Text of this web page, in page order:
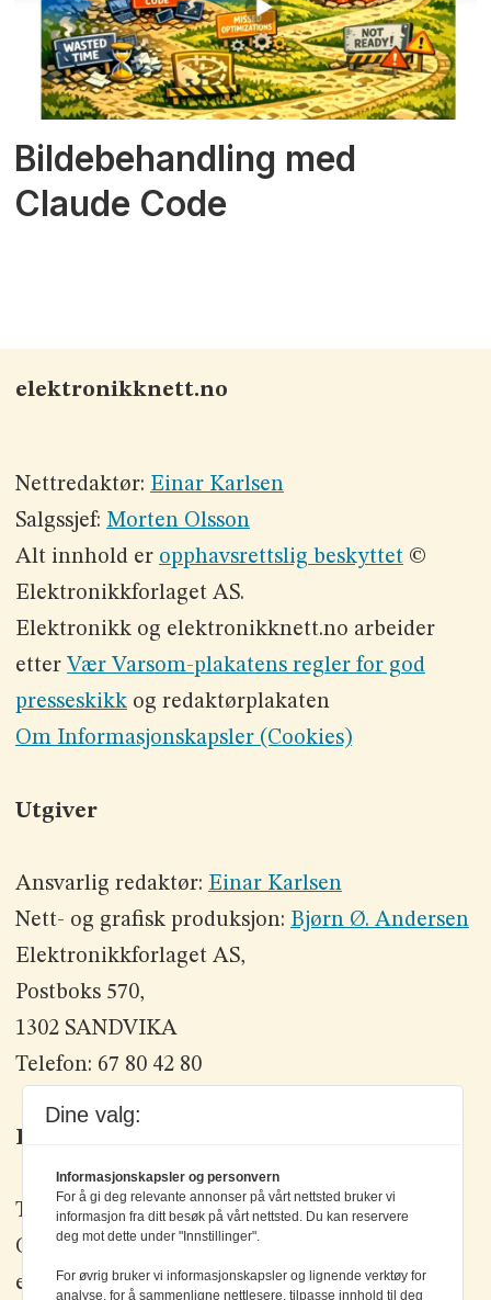
Bildebehandling med
Claude Code
elektronikknett.no
Nettredaktør: Einar Karlsen
Salgssjef: Morten Olsson
Alt innhold er opphavsrettslig beskyttet©
Elektronikkforlaget AS.
Elektronikk og elektronikknett.no arbeider
etter Vær Varsom-plakatens regler for god
presseskikkog redaktørplakaten
Om Informasjonskapsler (Cookies)
Utgiver
Ansvarlig redaktør: Einar Karlsen
Nett- og grafisk produksjon: Bjørn Ø. Andersen
Elektronikkforlaget AS,
Postboks 570,
1302 SANDVIKA
Telefon: 67 80 42 80
Kontakt oss
Tlf: +47 67 80 42 80
Olav Brunborgs vei 6, 1396 Billingstad
epost: elektronikk@elektronikkforlaget.no
Dine valg:
Informasjonskapsler og personvern
For å gi deg relevante annonser på vårt nettsted bruker vi
informasjon fra ditt besøk på vårt nettsted. Du kan reservere
deg mot dette under "Innstillinger".
For øvrig bruker vi informasjonskapsler og lignende verktøy for
analyse, for å sammenligne nettlesere, tilpasse innhold til deg